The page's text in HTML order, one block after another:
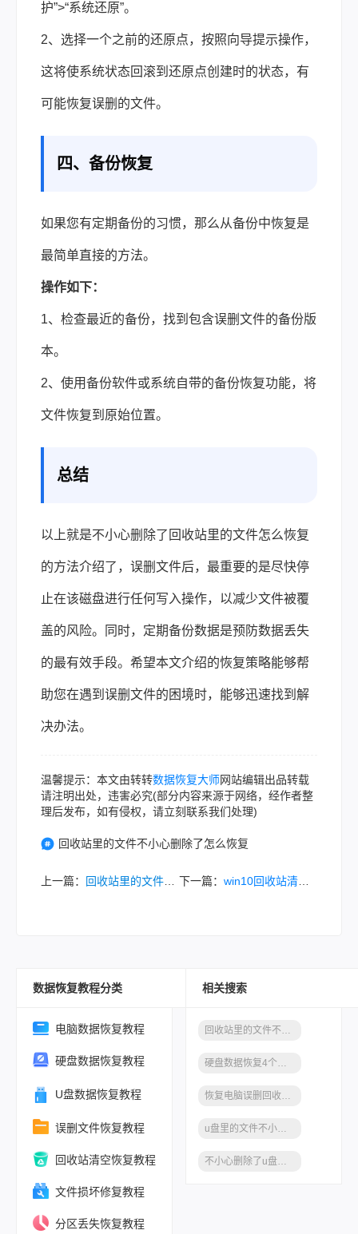
护”>“系统还原”。
2、选择一个之前的还原点，按照向导提示操作，
这将使系统状态回滚到还原点创建时的状态，有
可能恢复误删的文件。
四、备份恢复
如果您有定期备份的习惯，那么从备份中恢复是
最简单直接的方法。
操作如下：
1、检查最近的备份，找到包含误删文件的备份版
本。
2、使用备份软件或系统自带的备份恢复功能，将
文件恢复到原始位置。
总结
以上就是不小心删除了回收站里的文件怎么恢复
的方法介绍了，误删文件后，最重要的是尽快停
止在该磁盘进行任何写入操作，以减少文件被覆
盖的风险。同时，定期备份数据是预防数据丢失
的最有效手段。希望本文介绍的恢复策略能够帮
助您在遇到误删文件的困境时，能够迅速找到解
决办法。
温馨提示：本文由转转数据恢复大师网站编辑出品转载
请注明出处，违害必究(部分内容来源于网络，经作者整
理后发布，如有侵权，请立刻联系我们处理)
回收站里的文件不小心删除了怎么恢复
上一篇： 回收站里的文件不小心删除了怎么恢复？教你二招，非常实用！ 下一篇： win10回收站清空了很久怎么恢复？这3个方法不要错过！
数据恢复教程分类
电脑数据恢复教程
硬盘数据恢复教程
U盘数据恢复教程
误删文件恢复教程
回收站清空恢复教程
文件损坏修复教程
分区丢失恢复教程
相关搜索
回收站里的文件不小心删除了怎么恢复
硬盘数据恢复4个分区怎么恢复
恢复电脑误删回收站文件只要这几个步骤
u盘里的文件不小心删除了怎么恢复
不小心删除了u盘里的文件怎么恢复